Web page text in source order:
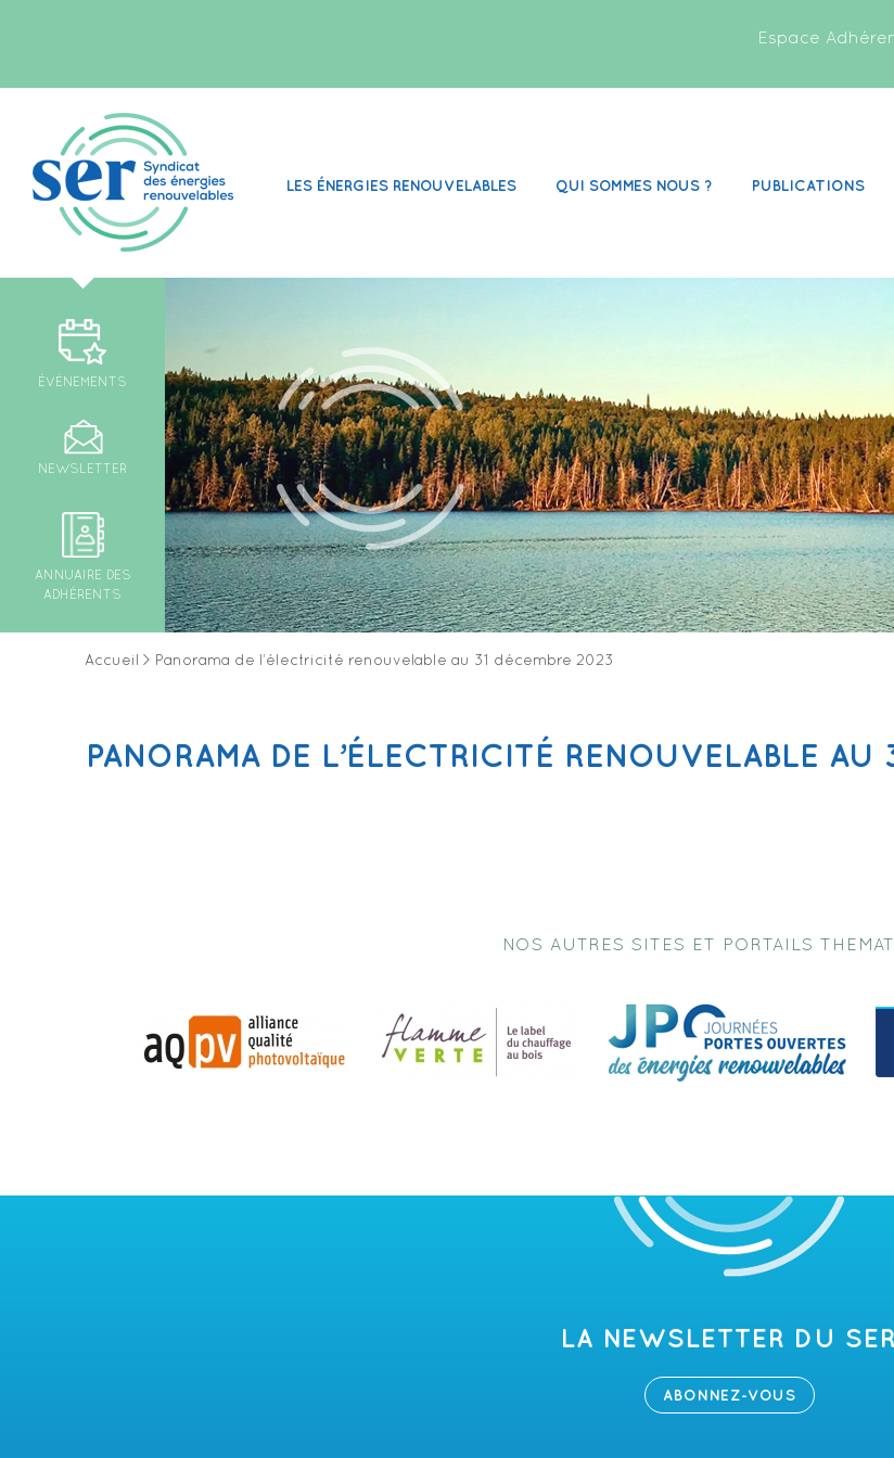
Espace
LES ÉNERGIES RENOUVELABLES QUI SOMMES NOUS ? PUBLICATIONS
ÉVÉNEMENTS
NEWSLETTER
ANNUAIRE DES
ADHÉRENTS
Accueil > Panorama de l’électricité renouvelable au 31 décembre 2023
PANORAMA DE L’ÉLECTRICITÉ RENOUVELABLE AU
NOS AUTRES SITES ET PORTAILS
LA NEWSLETTER DU SER
ABONNEZ-VOUS